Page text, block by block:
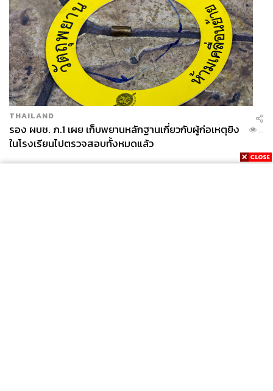
THAILAND
รอง ผบช. ภ.1 เผย เก็บพยานหลักฐานเกี่ยวกับผู้ก่อเหตุยิง
ในโรงเรียนไปตรวจสอบทั้งหมดแล้ว
...